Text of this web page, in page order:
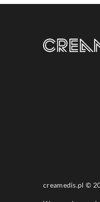
creamedis.pl ©